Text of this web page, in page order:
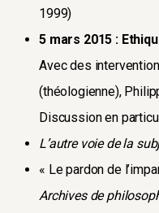
1999)
5 mars 2015 :
Avec des
(théologienne),
Discussion en
L’autre voie de la
« Le pardon de
Archives de